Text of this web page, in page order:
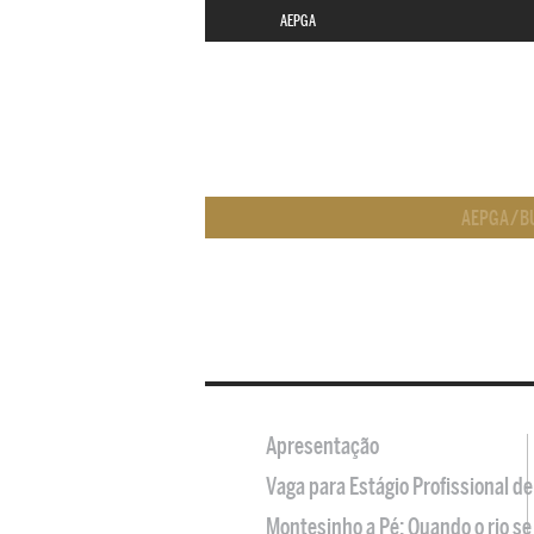
AEPGA
AEPGA/
Apresentação
Vaga para Estágio Profissional
Montesinho a Pé: Quando o rio